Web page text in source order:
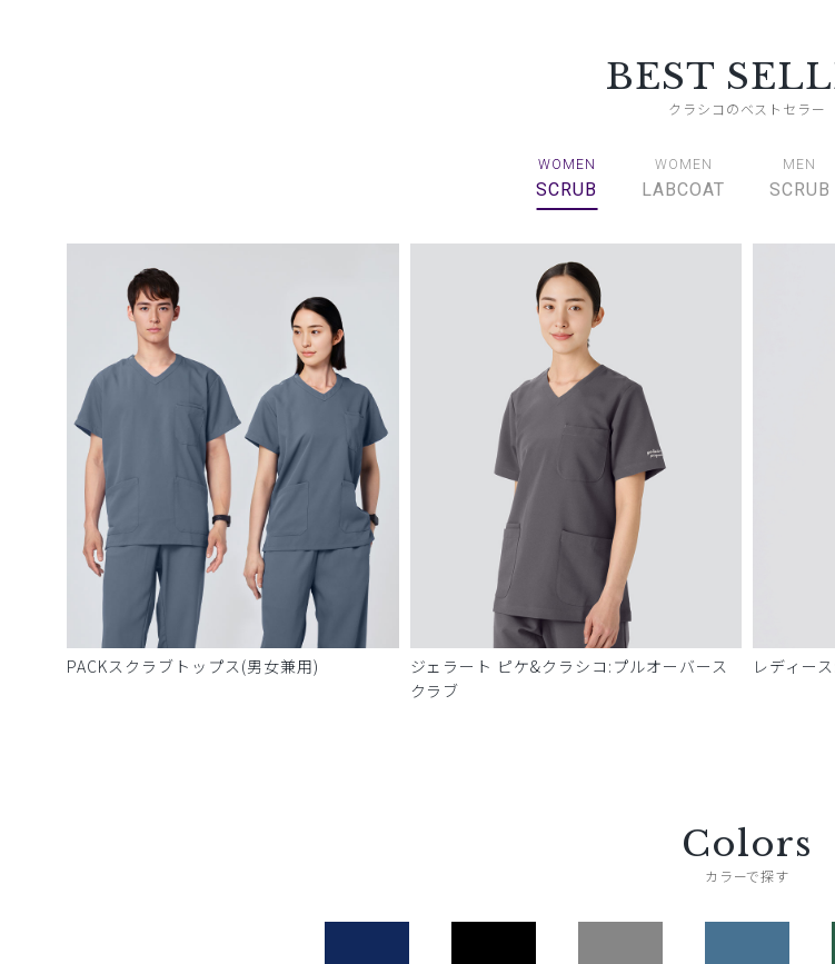
BEST
クラシコのベストセラー
WOMEN
SCRUB
WOMEN
LABCOAT
MEN
SCRUB
PACKスクラブトップス(男女兼用)
ジェラート ピケ&クラシコ:プルオーバース
クラブ
レディー
Colors
カラーで探す